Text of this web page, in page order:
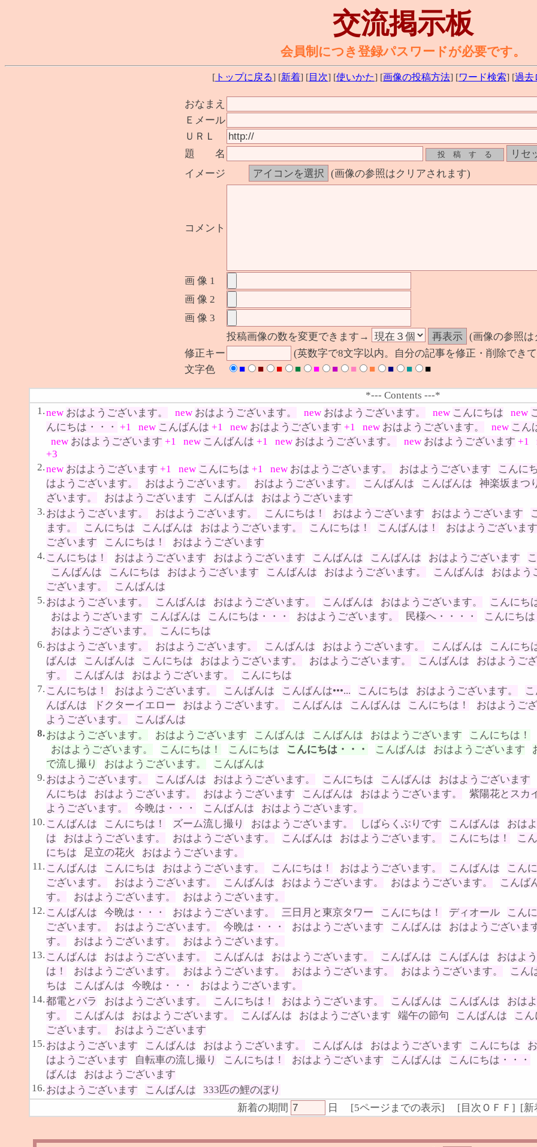
交流掲示板
会員制につき登録パスワードが必要です。
[ トップに戻る] [新着] [目次] [使いかた] [画像の投稿方法] [ワード検索] [過去
おなまえ
Ｅメール
ＵＲＬ
題 名
イメージ
(画像の参照はクリアされます)
コメント
画 像 1
画 像 2
画 像 3
投稿画像の数を変更できます→
(画像の参照は
修正キー
(英数字で8文字以内。自分の記事を修正・削除でき
文字色
■ ■ ■ ■ ■ ■ ■ ■ ■ ■ ■
*--- Contents ---*
1.new おはようございます。 new おはようございます。 new おはようございます。 new こんにちは new
んにちは・・・ +1 new こんばんは +1 new おはようございます +1 new おはようございます。 new こん
new おはようございます +1 new こんばんは +1 new おはようございます。 new おはようございます +1
+3
2.new おはようございます +1 new こんにちは +1 new おはようございます。 おはようございます こんに
はようございます。
おはようございます。 おはようございます。 こんばんは こんばんは 神楽坂まつ
ざいます。
おはようございます こんばんは
おはようございます
3. おはようございます。 おはようございます。 こんにちは！ おはようございます おはようございます
ます。
こんにちは こんばんは おはようございます。 こんにちは！ こんばんは！ おはようございます
ございます
こんにちは！
おはようございます
4. こんにちは！ おはようございます おはようございます こんばんは こんばんは おはようございます
こんばんは
こんにちは おはようございます こんばんは おはようございます。 こんばんは おはよう
ございます。
こんばんは
5. おはようございます。 こんばんは おはようございます。 こんばんは おはようございます。 こんにち
おはようございます
こんばんは こんにちは・・・ おはようございます。 民様へ・・・・ こんにちは
おはようございます。
こんにちは
6. おはようございます。 おはようございます。 こんばんは おはようございます。 こんばんは こんにち
ばんは
こんばんは こんにちは おはようございます。 おはようございます。 こんばんは おはようご
す。
こんばんは おはようございます。
こんにちは
7. こんにちは！ おはようございます。 こんばんは こんばんは•••... こんにちは おはようございます。
んばんは
ドクターイエロー おはようございます。 こんばんは こんばんは こんにちは！ おはようご
ようございます。
こんばんは
8.おはようございます。 おはようございます こんばんは こんばんは おはようございます こんにちは！
おはようございます。
こんにちは！ こんにちは こんにちは・・・ こんばんは おはようございます
で流し撮り
おはようございます。
こんばんは
9. おはようございます。 こんばんは おはようございます。 こんにちは こんばんは おはようございます
んにちは
おはようございます。 おはようございます こんばんは おはようございます。 紫陽花とスカ
ようございます。
今晩は・・・ こんばんは
おはようございます。
10. こんばんは こんにちは！ ズーム流し撮り おはようございます。 しばらくぶりです こんばんは おは
は
おはようございます。 おはようございます。 こんばんは おはようございます。 こんにちは！ こ
にちは
足立の花火
おはようございます。
11. こんばんは こんにちは おはようございます。 こんにちは！ おはようございます。 こんばんは こん
ございます。
おはようございます。 こんばんは おはようございます。 おはようございます。 こんば
す。
おはようございます。
おはようございます。
12. こんばんは 今晩は・・・ おはようございます。 三日月と東京タワー こんにちは！ ディオール こん
ございます。
おはようございます。 今晩は・・・ おはようございます こんばんは おはようございま
す。
おはようございます。
おはようございます。
13. こんばんは おはようございます。 こんばんは おはようございます。 こんばんは こんばんは おはよ
は！
おはようございます。 おはようございます。 おはようございます。 おはようございます。 こん
ちは
こんばんは 今晩は・・・
おはようございます。
14.都電とバラ おはようございます。 こんにちは！ おはようございます。 こんばんは こんばんは おは
す。
こんばんは おはようございます。 こんばんは おはようございます 端午の節句 こんばんは こ
ございます。
おはようございます
15. おはようございます こんばんは おはようございます。 こんばんは おはようございます こんにちは
はようございます
自転車の流し撮り こんにちは！ おはようございます こんばんは こんにちは・・・
ばんは
おはようございます
16. おはようございます こんばんは
333匹の鯉のぼり
新着の期間
日 [5ページまでの表示] [ 目次ＯＦＦ ] [新